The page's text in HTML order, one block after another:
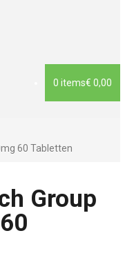
0 items€ 0,00
60 Tabletten
Group